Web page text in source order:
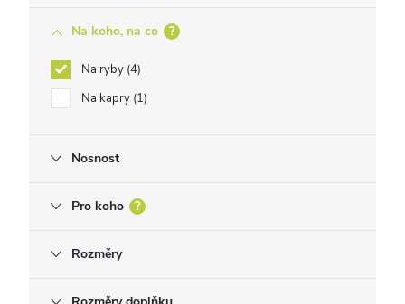
Na koho, na co ?
Na ryby 4
Na kapry 1
Nosnost
Pro koho ?
Rozměry